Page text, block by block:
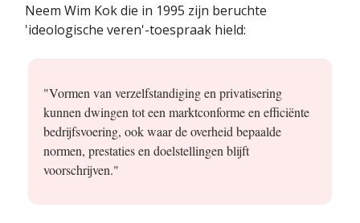
Neem Wim Kok die in 1995 zijn beruchte
'ideologische veren'-toespraak hield:
"Vormen van verzelfstandiging en privatisering
kunnen dwingen tot een marktconforme en efficiënte
bedrijfsvoering, ook waar de overheid bepaalde
normen, prestaties en doelstellingen blijft
voorschrijven."